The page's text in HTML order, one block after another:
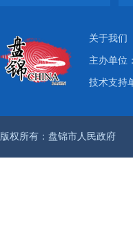
关于我们
主办单
技术支持
版权所有：盘锦市人民政府